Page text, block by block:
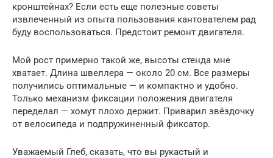
кронштейнах? Если есть еще полезные советы
извлеченный из опыта пользования кантователем рад
буду воспользоваться. Предстоит ремонт двигателя.
Мой рост примерно такой же, высоты стенда мне
хватает. Длина швеллера — около 20 см. Все размеры
получились оптимальные — и компактно и удобно.
Только механизм фиксации положения двигателя
переделал — хомут плохо держит. Приварил звёздочку
от велосипеда и подпружиненный фиксатор.
Уважаемый Глеб, сказать, что вы рукастый и